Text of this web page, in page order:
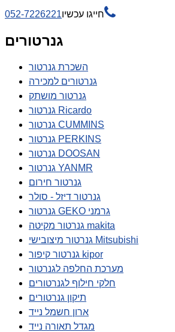
חייגו עכשיו052-7226221 
גנרטורים
השכרת גנרטור
גנרטורים למכירה
גנרטור מושתק
גנרטור Ricardo
גנרטור CUMMINS
גנרטור PERKINS
גנרטור DOOSAN
גנרטור YANMR
גנרטור חירום
גנרטור דיזל - סולר
גנרטור GEKO גרמני
גנרטור מקיטה makita
גנרטור מיצובישי Mitsubishi
גנרטור קיפור kipor
מערכת החלפה לגנרטור
חלקי חילוף לגנרטורים
תיקון גנרטורים
ארון חשמל נייד
מגדל תאורה נייד